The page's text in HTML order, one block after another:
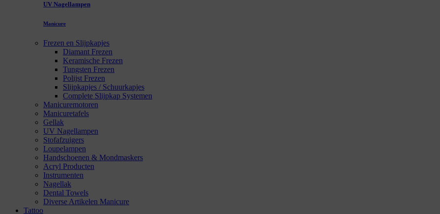
UV Nagellampen
Manicure
Frezen en Slijpkapjes
Diamant Frezen
Keramische Frezen
Tungsten Frezen
Polijst Frezen
Slijpkapjes / Schuurkapjes
Complete Slijpkap Systemen
Manicuremotoren
Manicuretafels
Gellak
UV Nagellampen
Stofafzuigers
Loupelampen
Handschoenen & Mondmaskers
Acryl Producten
Instrumenten
Nagellak
Dental Towels
Diverse Artikelen Manicure
Tattoo